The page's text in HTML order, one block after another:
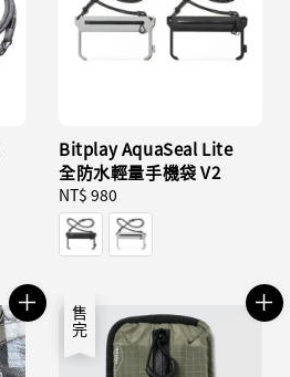
Bitplay AquaSeal Lite
全防水輕量手機袋 V2
Regular
price
NT$ 980
售完